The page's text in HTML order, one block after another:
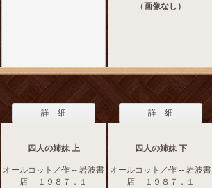
（画像なし）
詳 細
四人の姉妹 上
オールコット／作 -- 岩波書
店 -- １９８７．１
詳 細
四人の姉妹 下
オールコット／作 -- 岩波書
店 -- １９８７．１